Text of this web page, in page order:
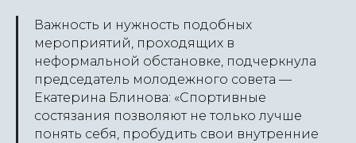
Важность и нужность подобных
мероприятий, проходящих в
неформальной обстановке, подчеркнула
председатель молодежного совета —
Екатерина Блинова: «Спортивные
состязания позволяют не только лучше
понять себя, пробудить свои внутренние